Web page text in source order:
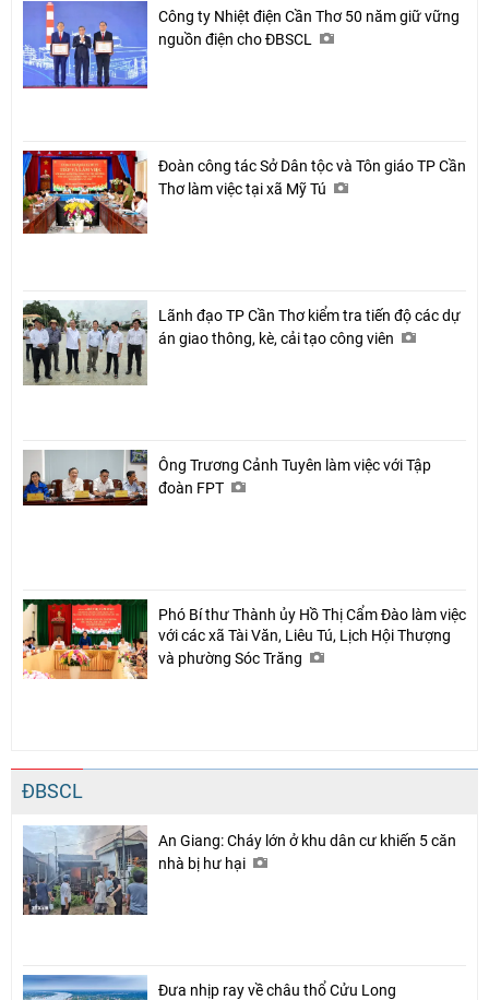
Công ty Nhiệt điện Cần Thơ 50 năm giữ vững
nguồn điện cho ĐBSCL
Đoàn công tác Sở Dân tộc và Tôn giáo TP Cần
Thơ làm việc tại xã Mỹ Tú
Lãnh đạo TP Cần Thơ kiểm tra tiến độ các dự
án giao thông, kè, cải tạo công viên
Ông Trương Cảnh Tuyên làm việc với Tập
đoàn FPT
Phó Bí thư Thành ủy Hồ Thị Cẩm Đào làm việc
với các xã Tài Văn, Liêu Tú, Lịch Hội Thượng
và phường Sóc Trăng
ĐBSCL
An Giang: Cháy lớn ở khu dân cư khiến 5 căn
nhà bị hư hại
Đưa nhịp ray về châu thổ Cửu Long